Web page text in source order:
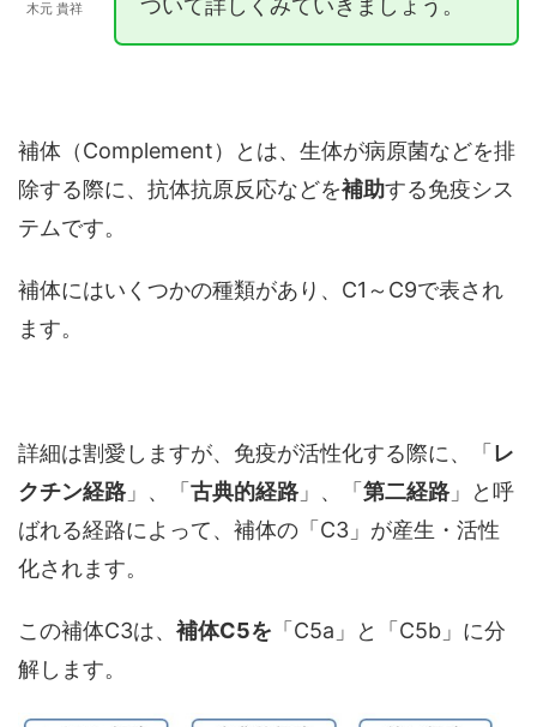
木元 貴祥
ついて詳しくみていきましょう。
補体（Complement）とは、生体が病原菌などを排
除する際に、抗体抗原反応などを補助する免疫シス
テムです。
補体にはいくつかの種類があり、C1～C9で表され
ます。
詳細は割愛しますが、免疫が活性化する際に、「レ
クチン経路 」、「古典的経路 」、「第二経路 」と呼
ばれる経路によって、補体の「C3」が産生・活性
化されます。
この補体C3は、 補体C5を 「C5a」と「C5b」に分
解します。